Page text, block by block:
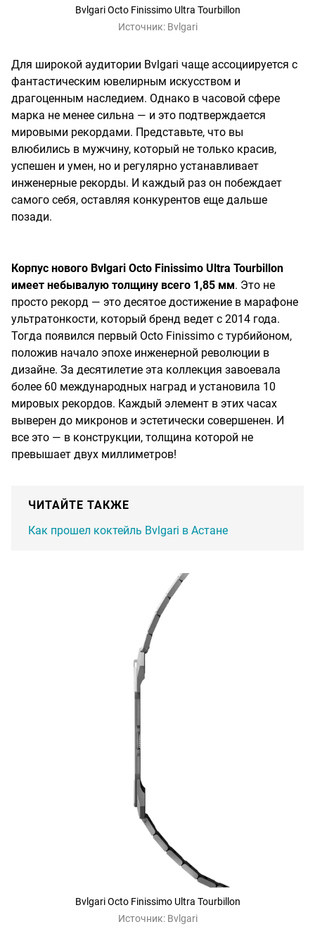
Bvlgari Octo Finissimo Ultra Tourbillon
Источник: Bvlgari
Для широкой аудитории Bvlgari чаще ассоциируется с
фантастическим ювелирным искусством и
драгоценным наследием. Однако в часовой сфере
марка не менее сильна — и это подтверждается
мировыми рекордами. Представьте, что вы
влюбились в мужчину, который не только красив,
успешен и умен, но и регулярно устанавливает
инженерные рекорды. И каждый раз он побеждает
самого себя, оставляя конкурентов еще дальше
позади.
Корпус нового Bvlgari Octo Finissimo Ultra Tourbillon
имеет небывалую толщину всего 1,85 мм. Это не
просто рекорд — это десятое достижение в марафоне
ультратонкости, который бренд ведет с 2014 года.
Тогда появился первый Octo Finissimo с турбийоном,
положив начало эпохе инженерной революции в
дизайне. За десятилетие эта коллекция завоевала
более 60 международных наград и установила 10
мировых рекордов. Каждый элемент в этих часах
выверен до микронов и эстетически совершенен. И
все это — в конструкции, толщина которой не
превышает двух миллиметров!
ЧИТАЙТЕ ТАКЖЕ
Как прошел коктейль Bvlgari в Астане
Bvlgari Octo Finissimo Ultra Tourbillon
Источник: Bvlgari